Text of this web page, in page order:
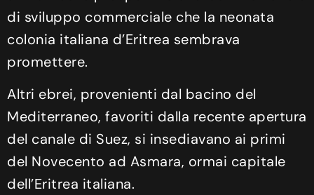
di sviluppo commerciale che la neonata
colonia italiana d’Eritrea sembrava
promettere.
Altri ebrei, provenienti dal bacino del
Mediterraneo, favoriti dalla recente apertura
del canale di Suez, si insediavano ai primi
del Novecento ad Asmara, ormai capitale
dell’Eritrea italiana.